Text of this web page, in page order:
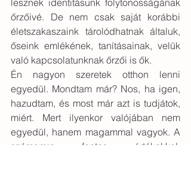
lesznek identitásunk folytonosságának
őrzőivé. De nem csak saját korábbi
életszakaszaink tárolódhatnak általuk,
őseink emlékének, tanításainak, velük
való kapcsolatunknak őrzői is ők.
Én nagyon szeretek otthon lenni
egyedül. Mondtam már? Nos, ha igen,
hazudtam, és most már azt is tudjátok,
miért. Mert ilyenkor valójában nem
egyedül, hanem magammal vagyok. A
számomra fontos értékekkel,